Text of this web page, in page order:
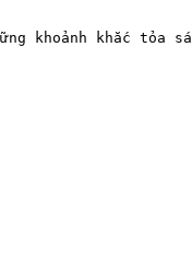
khoảnh khắc